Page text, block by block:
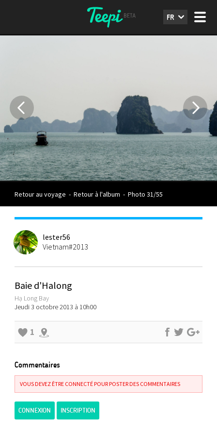
FR
Retour au voyage - Retour à l'album - Photo 31/55
lester56
Vietnam#2013
Baie d'Halong
Hạ Long Bay
Jeudi 3 octobre 2013 à 10h00
1
Commentaires
VOUS DEVEZ ÊTRE CONNECTÉ POUR POSTER DES COMMENTAIRES
CONNEXION INSCRIPTION